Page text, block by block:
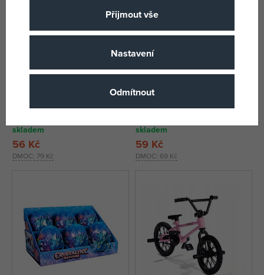
Jada Minecraft Nanofigurka v
skladem
DMOC: 79 Kč
56 Kč
Puppy Club Kitty Sweetheart
skladem
DMOC: 69 Kč
59 Kč
Přijmout vše
Nastavení
Odmítnout